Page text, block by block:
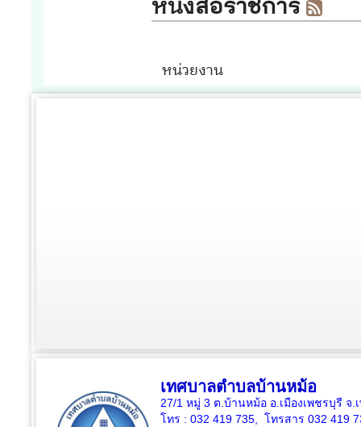
เทศบาลตำบลบ้านหม้อ
27/1 หมู่ 3 ต.บ้านหม้อ อ.เมืองเพชรบุรี จ.
โทร : 032 419 735, โทรสาร 032 419